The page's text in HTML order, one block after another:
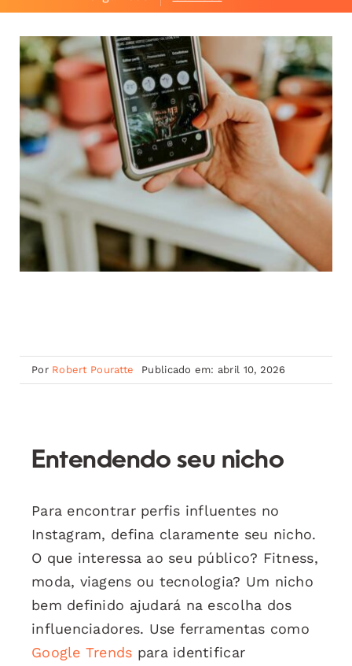
Por Robert Pouratte Publicado em: abril 10, 2026
Entendendo seu nicho
Para encontrar perfis influentes no
Instagram, defina claramente seu nicho.
O que interessa ao seu público? Fitness,
moda, viagens ou tecnologia? Um nicho
bem definido ajudará na escolha dos
influenciadores. Use ferramentas como
Google Trends para identificar